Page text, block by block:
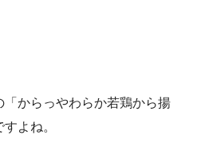
からっやわらか若鶏から揚
よね。